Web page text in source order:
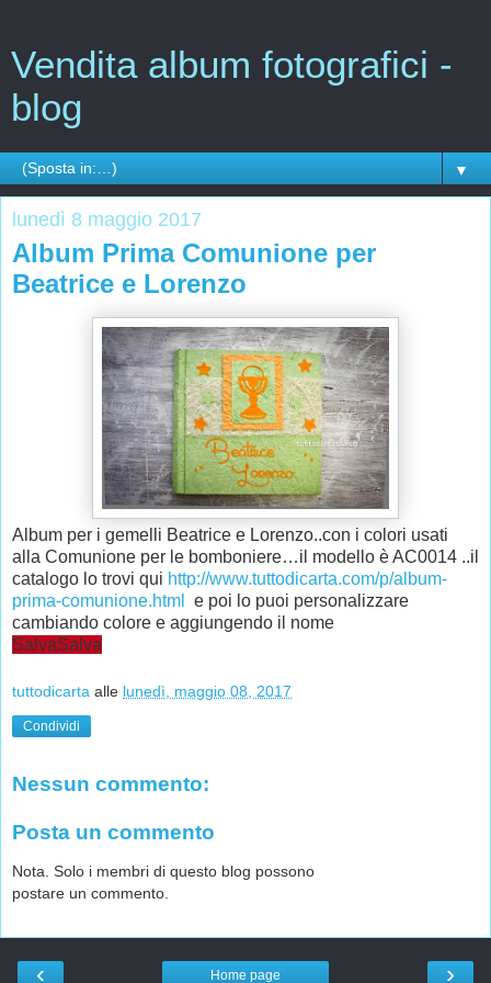
Vendita album fotografici -
blog
▼
lunedì 8 maggio 2017
Album Prima Comunione per
Beatrice e Lorenzo
Album per i gemelli Beatrice e Lorenzo..con i colori usati
alla Comunione per le bomboniere…il modello è AC0014 ..il
catalogo lo trovi qui http://www.tuttodicarta.com/p/album-
prima-comunione.html
e poi lo puoi personalizzare
cambiando colore e aggiungendo il nome
SalvaSalva
tuttodicarta alle lunedì, maggio 08, 2017
Condividi
Nessun commento:
Posta un commento
Nota. Solo i membri di questo blog possono
postare un commento.
‹ ›
Home page